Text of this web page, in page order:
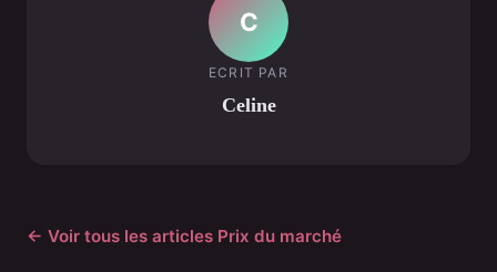
C
ECRIT PAR
Celine
← Voir tous les articles Prix du marché